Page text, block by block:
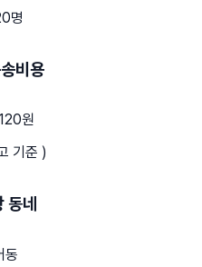
명
비용
원
기준 )
동네
동